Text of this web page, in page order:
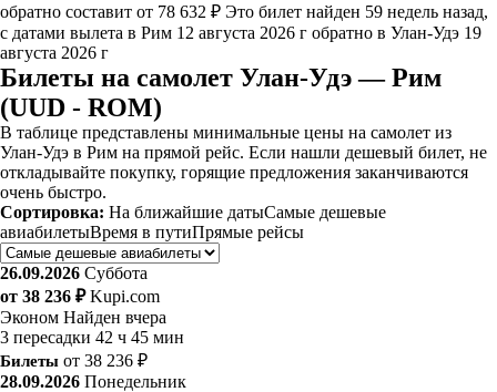
обратно составит от 78 632 ₽ Это билет найден 59 недель назад,
с датами вылета в Рим 12 августа 2026 г обратно в Улан-Удэ 19
августа 2026 г
Билеты на самолет Улан-Удэ — Рим
(UUD - ROM)
В таблице представлены минимальные цены на самолет из
Улан-Удэ в Рим на прямой рейс. Если нашли дешевый билет, не
откладывайте покупку, горящие предложения заканчиваются
очень быстро.
Сортировка: На ближайшие датыСамые дешевые
авиабилетыВремя в путиПрямые рейсы
26.09.2026 Суббота
от 38 236 ₽ Kupi.com
Эконом Найден вчера
3 пересадки 42 ч 45 мин
Билеты от 38 236 ₽
28.09.2026 Понедельник